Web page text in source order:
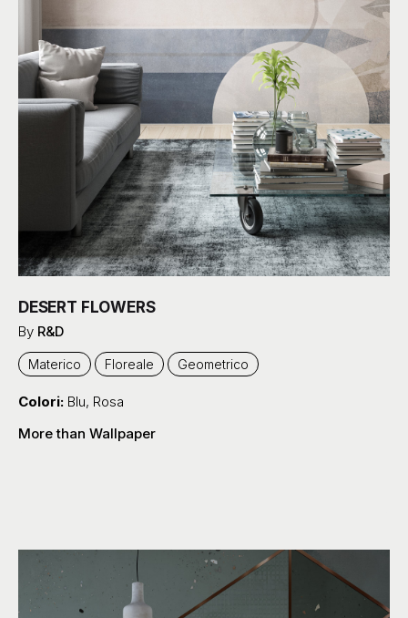
DESERT FLOWERS
ByR&D
Materico Floreale Geometrico
Blu,
Rosa
More than Wallpaper